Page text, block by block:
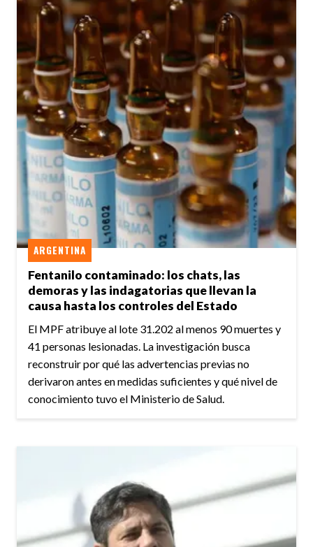
Fentanilo contaminado: los chats, las
demoras y las indagatorias que llevan la
causa hasta los controles del Estado
ARGENTINA
El MPF atribuye al lote 31.202 al menos 90 muertes y
41 personas lesionadas. La investigación busca
reconstruir por qué las advertencias previas no
derivaron antes en medidas suficientes y qué nivel de
conocimiento tuvo el Ministerio de Salud.